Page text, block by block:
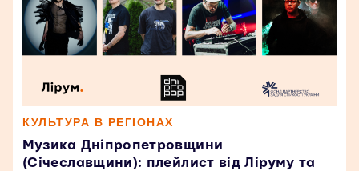
КУЛЬТУРА В РЕГІОНАХ
Музика Дніпропетровщини
(Січеславщини): плейлист від Ліруму та